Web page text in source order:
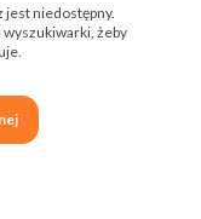
jest niedostępny.
wyszukiwarki, żeby